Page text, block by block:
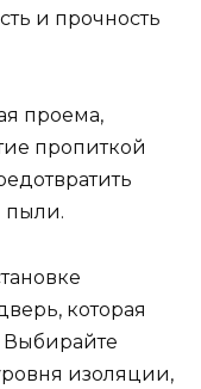
и прочность
проема,
пропиткой
пыли.
которая
Выбирайте
изоляции,